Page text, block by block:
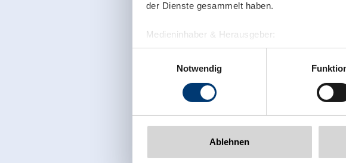
der Dienste gesammelt haben.
Medieninhaber & Herausgeber:
Zeller Bergbahnen Zillertal GmbH & Co KG
Rohr 23// A-6280 Zell am Ziller
www.zillertalarena.com
Notwendig
Ablehnen
Jetzt für den newsletter